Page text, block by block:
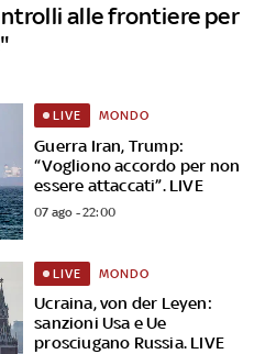
alle frontiere per
Guerra Iran, Trump:
“Vogliono accordo per non
essere attaccati”. LIVE
LIVE MONDO
07 ago - 22:00
Ucraina, von der Leyen:
sanzioni Usa e Ue
prosciugano Russia. LIVE
LIVE MONDO